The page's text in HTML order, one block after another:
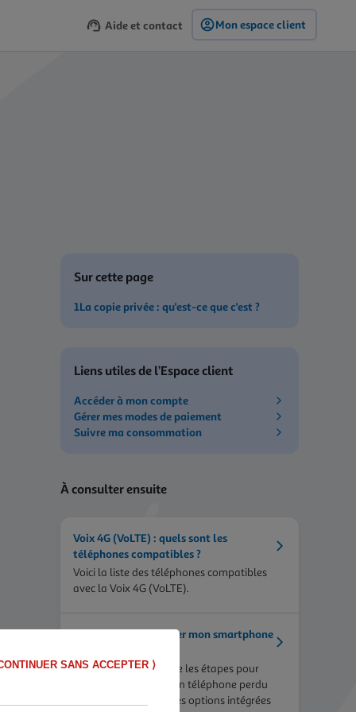
Aide et contact Mon espace client
Sur cette page
1La copie privée : qu'est-ce que c'est ?
Liens utiles de l’Espace client
Accéder à mon compte
Gérer mes modes de paiement
Suivre ma consommation
À consulter ensuite
Voix 4G (VoLTE) : quels sont les
téléphones compatibles ?
Voici la liste des téléphones compatibles
avec la Voix 4G (VoLTE).
Comment géolocaliser mon smartphone
Ce guide vous explique les étapes pour
anticiper et localiser un téléphone perdu
ou volé, en utilisant des options intégrées
SANS ACCEPTER ⟩